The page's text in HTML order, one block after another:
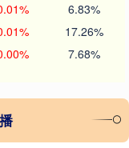
6.83%
17.26%
7.68%